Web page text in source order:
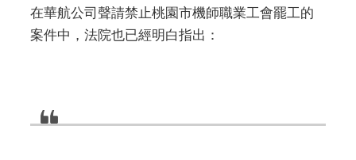
在華航公司聲請禁止桃園市機師職業工會罷工的
案件中，法院也已經明白指出：